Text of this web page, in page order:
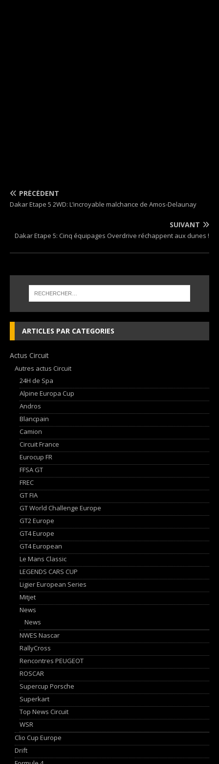
PRÉCÉDENT
Dakar Etape 5 2WD: L’incroyable malchance de Amos-Delaunay
SUIVANT
Dakar Etape 5: Cinq équipages Overdrive réchappent aux dunes !
ARTICLES PAR CATEGORIES
Actus Circuit
Autres actus Circuit
24H de Spa
Alpine Europa Cup
Andros
Blancpain
Camion
Circuit France
Eurocup FR
FFSA GT
FREC
GT FIA
GT World Challenge Europe
GT2 Europe
GT4 Europe
GT4 European
Le Mans Classic
LEGENDS CARS CUP
Ligier European Series
Mitjet
News
News
NWES Nascar
RallyCross
Rencontres PEUGEOT
ROSCAR
Supercup Porsche
Superkart
Top News Circuit
WSR
Clio Cup Europe
Drift